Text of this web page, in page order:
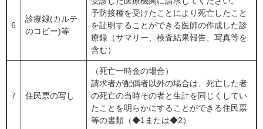
6
診療録(カルテ
のコピー)等
予防接種を受けたことにより死亡したこと
を証明することができる医師の作成した診
療録（サマリー、検査結果報告、写真等を
含む）
7 住民票の写し
（死亡一時金の場合）
請求者が配偶者以外の場合は、死亡した者
の死亡の当時その者と生計を同じくしてい
たことを明らかにすることができる住民票
等の書類（◆1または◆2）